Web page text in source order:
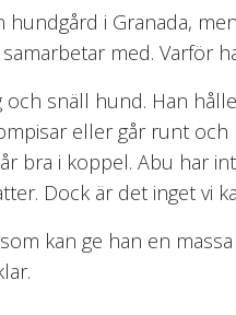
i Granada,
med. Varför
och snäll hund. Han
eller går runt
bra i koppel. Abu har
Dock är det inget vi
kan ge han en